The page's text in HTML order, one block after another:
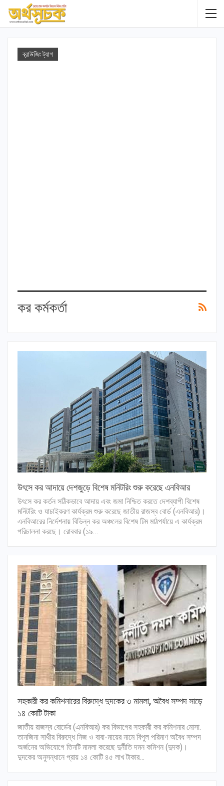
ব্রাউজিং ট্যাগ
কর কর্মকর্তা
উৎসে কর আদায়ে দেশজুড়ে বিশেষ মনিটরিং শুরু করেছে এনবিআর
উৎসে কর কর্তন সঠিকভাবে আদায় এবং জমা নিশ্চিত করতে দেশব্যাপী বিশেষ
মনিটরিং ও যাচাইকরণ কার্যক্রম শুরু করেছে জাতীয় রাজস্ব বোর্ড (এনবিআর)।
এনবিআরের নির্দেশনায় বিভিন্ন কর অঞ্চলের বিশেষ টিম মাঠপর্যায়ে এ কার্যক্রম
পরিচালনা করছে। রোববার (১৯…
সহকারী কর কমিশনারের বিরুদ্ধে দুদকের ৩ মামলা, অবৈধ সম্পদ সাড়ে
১৪ কোটি টাকা
জাতীয় রাজস্ব বোর্ডের (এনবিআর) কর বিভাগের সহকারী কর কমিশনার মোসা.
তানজিনা সাথীর বিরুদ্ধে নিজ ও বাবা-মায়ের নামে বিপুল পরিমাণ অবৈধ সম্পদ
অর্জনের অভিযোগে তিনটি মামলা করেছে দুর্নীতি দমন কমিশন (দুদক)।
দুদকের অনুসন্ধানে প্রায় ১৪ কোটি ৪৫ লাখ টাকার…